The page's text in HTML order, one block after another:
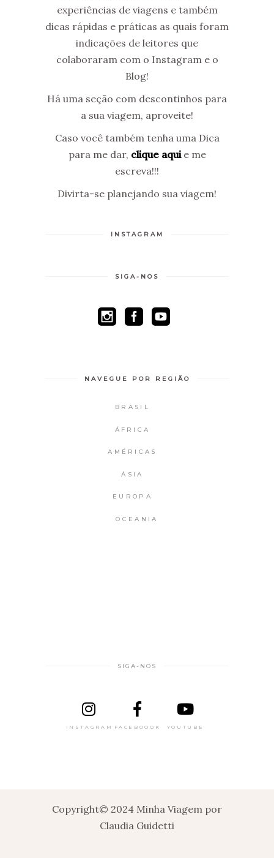
experiências de viagens e também
dicas rápidas e práticas as quais foram
indicações de leitores que
colaboraram com o Instagram e o
Blog!
Há uma seção com descontinhos para
a sua viagem, aproveite!
Caso você também tenha uma Dica
para me dar, clique aquie me
escreva!!!
Divirta-se planejando sua viagem!
INSTAGRAM
SIGA-NOS
NAVEGUE POR REGIÃO
BRASIL
ÁFRICA
AMÉRICAS
ÁSIA
EUROPA
OCEANIA
SIGA-NOS
INSTAGRAM FACEBOOOK YOUTUBE
Copyright© 2024 Minha Viagem por
Claudia Guidetti